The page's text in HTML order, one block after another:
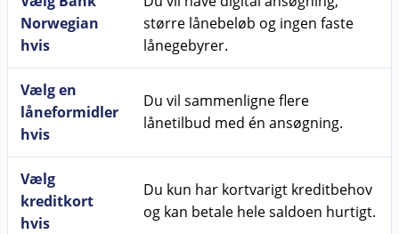
Norwegian
hvis
større lånebeløb og ingen faste
lånegebyrer.
Vælg en
låneformidler
hvis
Du vil sammenligne flere
lånetilbud med én ansøgning.
Vælg
kreditkort
hvis
Du kun har kortvarigt kreditbehov
og kan betale hele saldoen hurtigt.